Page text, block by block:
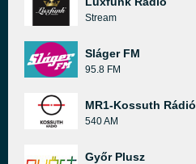
Stream
Sláger FM
95.8 FM
MR1-Kossuth Rádió
540 AM
Győr Plusz